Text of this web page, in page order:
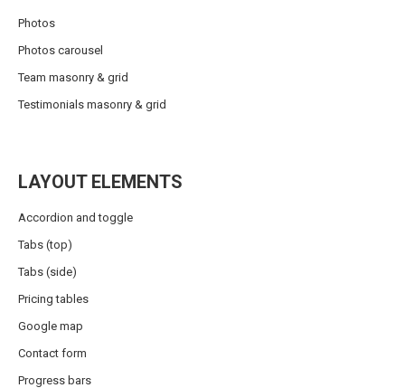
Photos
Photos carousel
Team masonry & grid
Testimonials masonry & grid
LAYOUT ELEMENTS
Accordion and toggle
Tabs (top)
Tabs (side)
Pricing tables
Google map
Contact form
Progress bars